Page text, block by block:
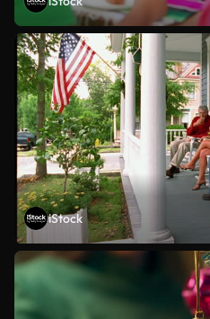
iStock